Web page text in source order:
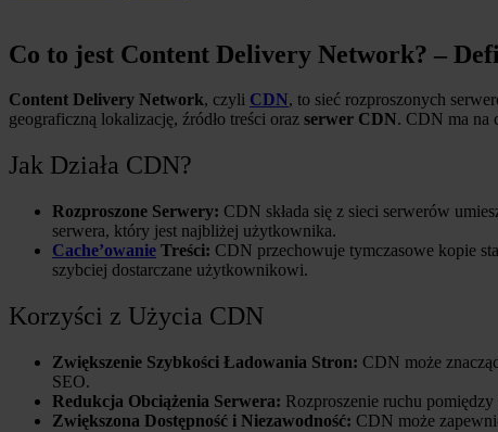
Co to jest Content Delivery Network? –
Content Delivery Network, czyli CDN, to sieć rozproszonych
geograficzną lokalizację, źródło treści oraz serwer CDN. CDN ma na
Jak Działa CDN?
Rozproszone Serwery: CDN składa się z sieci serwerów
serwera, który jest najbliżej użytkownika.
Cache’owanie Treści: CDN przechowuje tymczasowe kopie
szybciej dostarczane użytkownikowi.
Korzyści z Użycia CDN
Zwiększenie Szybkości Ładowania Stron: CDN może
SEO.
Redukcja Obciążenia Serwera: Rozproszenie ruchu
Zwiększona Dostępność i Niezawodność: CDN może